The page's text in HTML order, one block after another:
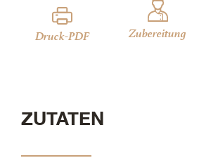
Druck-PDF Zubereitung
ZUTATEN